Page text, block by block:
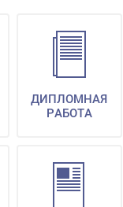
ДИПЛОМНАЯ
РАБОТА